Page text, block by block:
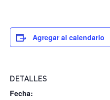
Agregar al calendario
DETALLES
Fecha: